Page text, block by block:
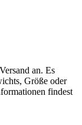
an. Es
Größe oder
findest